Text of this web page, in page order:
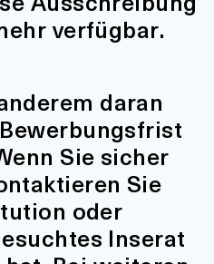
verfügbar.
daran
Sie sicher
Sie
oder
Inserat